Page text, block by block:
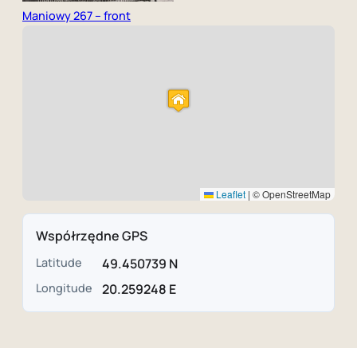
Maniowy 267 – front
Leaflet | © OpenStreetMap
Współrzędne GPS
Latitude 49.450739 N
Longitude 20.259248 E